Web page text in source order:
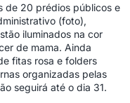
de 20 prédios públicos e
(foto),
iluminados na cor
de mama. Ainda
fitas rosa e folders
organizadas pelas
seguirá até o dia 31.